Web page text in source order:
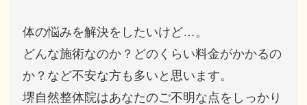
体の悩みを解決をしたいけど…。
どんな施術なのか？どのくらい料金がかかるの
か？など不安な方も多いと思います。
堺自然整体院はあなたのご不明な点をしっかり